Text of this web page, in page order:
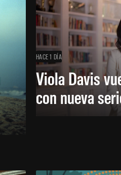
HACE 1 DÍA
Viola Davis
con nueva